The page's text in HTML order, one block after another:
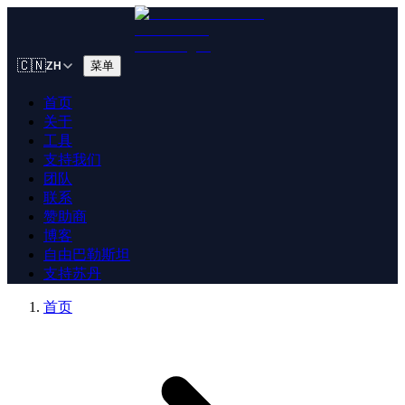
🇨🇳ZH 菜单
首页
关于
工具
支持我们
团队
联系
赞助商
博客
自由巴勒斯坦
支持苏丹
首页